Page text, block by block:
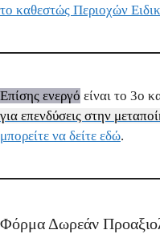
το καθεστώς Περιοχών
Επίσης ενεργό είναι το 3ο
για επενδύσεις στην
μπορείτε να δείτε εδώ.
Φόρμα Δωρεάν